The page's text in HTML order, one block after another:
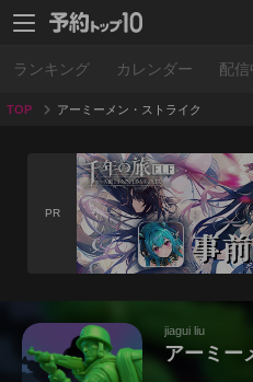
ランキング カレンダー 配信
TOP アーミーメン・ストライク
PR
jiagui liu
アーミー